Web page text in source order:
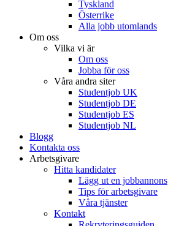
Tyskland
Österrike
Alla jobb utomlands
Om oss
Vilka vi är
Om oss
Jobba för oss
Våra andra siter
Studentjob UK
Studentjob DE
Studentjob ES
Studentjob NL
Blogg
Kontakta oss
Arbetsgivare
Hitta kandidater
Lägg ut en jobbannons
Tips för arbetsgivare
Våra tjänster
Kontakt